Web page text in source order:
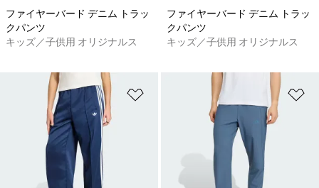
ファイヤーバード デニム トラッ
クパンツ
キッズ／子供用 オリジナルス
ファイヤーバード デニム トラッ
クパンツ
キッズ／子供用 オリジナルス
ほしいものリストに追加